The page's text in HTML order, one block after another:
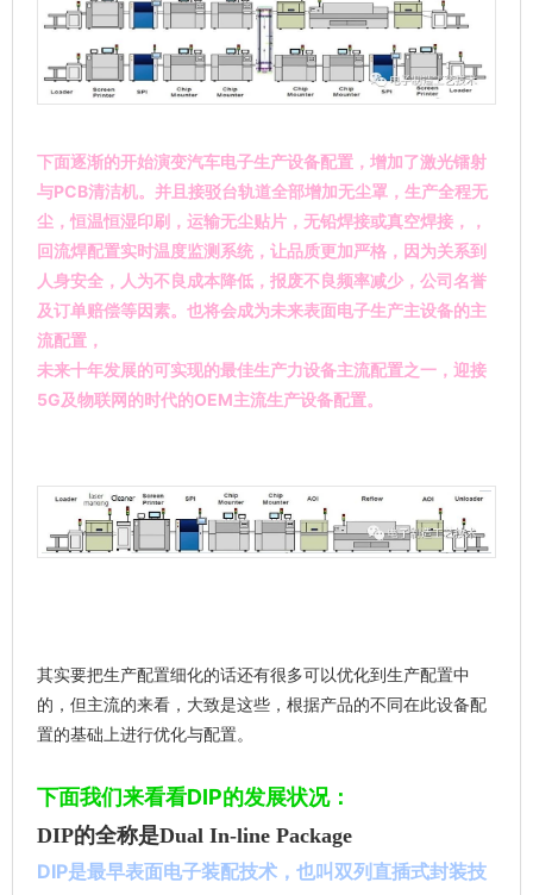
下面逐渐的开始演变汽车电子生产设备配置，增加了激光镭射
与PCB清洁机。并且接驳台轨道全部增加无尘罩，生产全程无
尘，恒温恒湿印刷，运输无尘贴片，无铅焊接或真空焊接，，
回流焊配置实时温度监测系统，让品质更加严格，因为关系到
人身安全，人为不良成本降低，报废不良频率减少，公司名誉
及订单赔偿等因素。也将会成为未来表面电子生产主设备的主
流配置，
未来十年发展的可实现的最佳生产力设备主流配置之一，迎接
5G及物联网的时代的OEM主流生产设备配置。
其实要把生产配置细化的话还有很多可以优化到生产配置中
的，但主流的来看，大致是这些，根据产品的不同在此设备配
置的基础上进行优化与配置。
下面我们来看看DIP的发展状况：
DIP的全称是Dual In-line Package
DIP是最早表面电子装配技术， 也叫双列直插式封装技